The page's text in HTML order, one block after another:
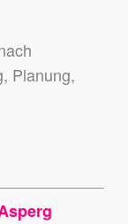
Planung,